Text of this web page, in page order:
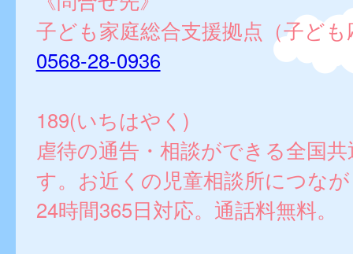
子ども家庭総合支援拠点（子ど
0568-28-0936
189(いちはやく)
虐待の通告・相談ができる全国
す。お近くの児童相談所につな
24時間365日対応。通話料無料。